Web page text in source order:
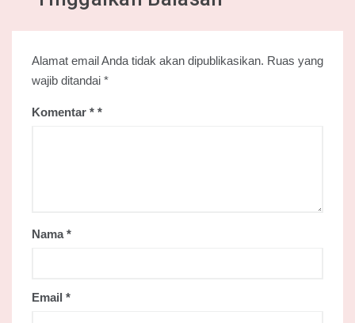
Alamat email Anda tidak akan dipublikasikan. Ruas yang
wajib ditandai *
Komentar *
Nama*
Email *